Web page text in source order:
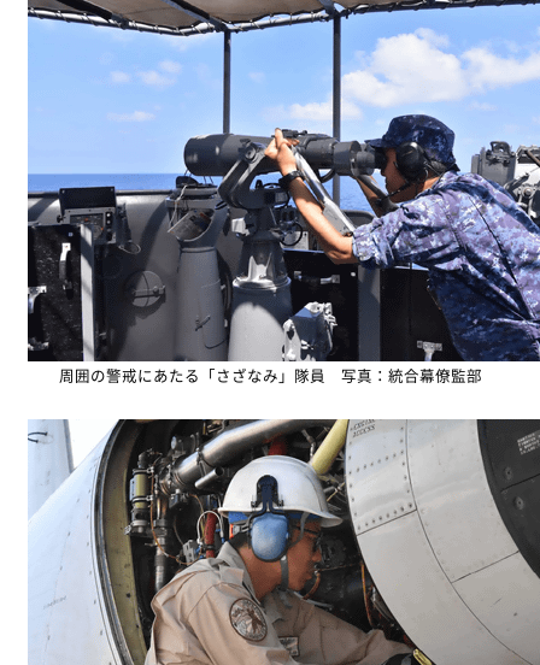
周囲の警戒にあたる「さざなみ」隊員 写真：統合幕僚監部